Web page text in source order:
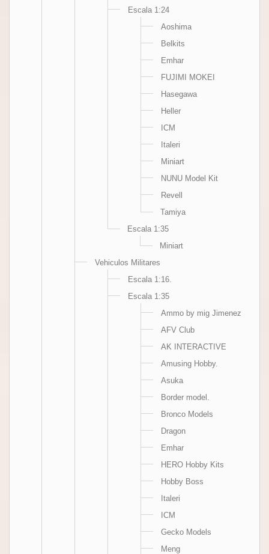
Escala 1:24
Aoshima
Belkits
Emhar
FUJIMI MOKEI
Hasegawa
Heller
ICM
Italeri
Miniart
NUNU Model Kit
Revell
Tamiya
Escala 1:35
Miniart
Vehiculos Militares
Escala 1:16.
Escala 1:35
Ammo by mig Jimenez
AFV Club
AK INTERACTIVE
Amusing Hobby.
Asuka
Border model.
Bronco Models
Dragon
Emhar
HERO Hobby Kits
Hobby Boss
Italeri
ICM
Gecko Models
Meng